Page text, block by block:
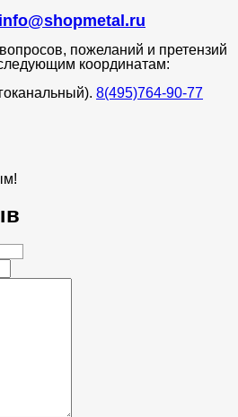
info@shopmetal.ru
пожеланий и претензий
координатам:
8(495)764-90-77